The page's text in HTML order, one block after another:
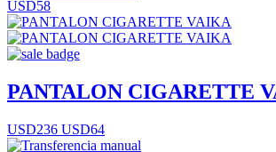
USD58
PANTALON CIGARETTE
USD236 USD64